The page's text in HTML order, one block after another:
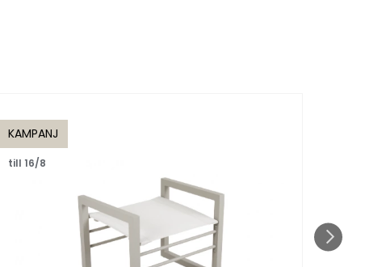
KAMPANJ
till 16/8